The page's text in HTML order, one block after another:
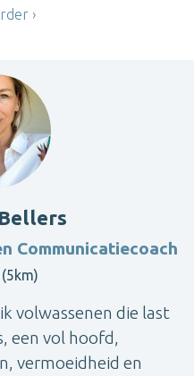
Communicatiecoach
volwassenen die last
een vol hoofd,
vermoeidheid en